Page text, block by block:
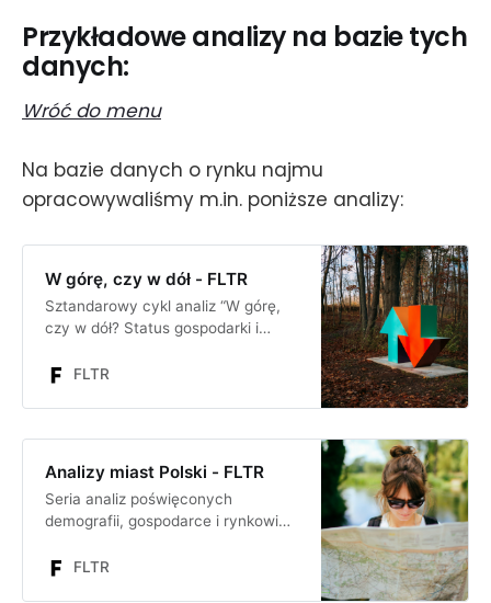
Przykładowe analizy na bazie tych
danych:
Wróć do menu
Na bazie danych o rynku najmu
opracowywaliśmy m.in. poniższe analizy:
W górę, czy w dół - FLTR
Sztandarowy cykl analiz “W górę,
czy w dół? Status gospodarki i
obejmuje kwartalny monitoring
nieruchomości
FLTR
Analizy miast Polski - FLTR
Seria analiz poświęconych
demografii, gospodarce i rynkowi
miast Polski - niezbędny materiał
FLTR